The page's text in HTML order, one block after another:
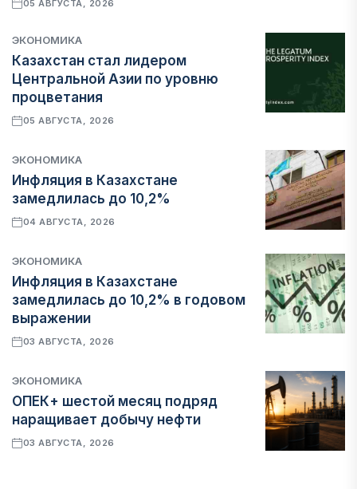
05 АВГУСТА, 2026
ЭКОНОМИКА
Казахстан стал лидером
Центральной Азии по уровню
процветания
05 АВГУСТА, 2026
ЭКОНОМИКА
Инфляция в Казахстане
замедлилась до 10,2%
04 АВГУСТА, 2026
ЭКОНОМИКА
Инфляция в Казахстане
замедлилась до 10,2% в годовом
выражении
03 АВГУСТА, 2026
ЭКОНОМИКА
ОПЕК+ шестой месяц подряд
наращивает добычу нефти
03 АВГУСТА, 2026